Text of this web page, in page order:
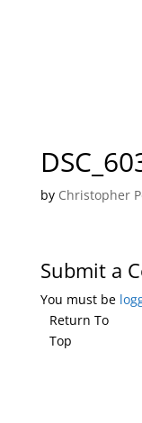
by Christopher
Submit a
You must be
Return To
Top